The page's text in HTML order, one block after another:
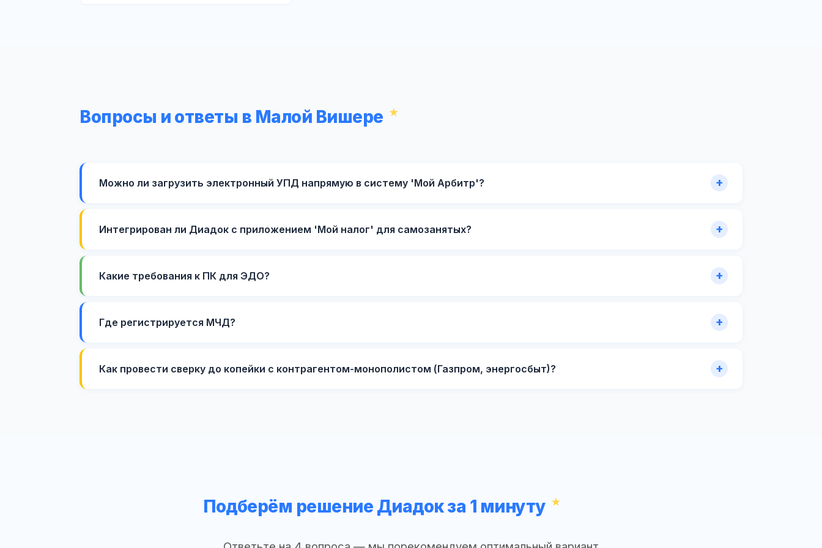
Вопросы и ответы в Малой Вишере
Можно ли загрузить электронный УПД напрямую в систему 'Мой Арбитр'?
Интегрирован ли Диадок с приложением 'Мой налог' для самозанятых?
Какие требования к ПК для ЭДО?
Где регистрируется МЧД?
Как провести сверку до копейки с контрагентом-монополистом (Газпром, энергосбыт)?
Подберём решение Диадок за 1 минуту